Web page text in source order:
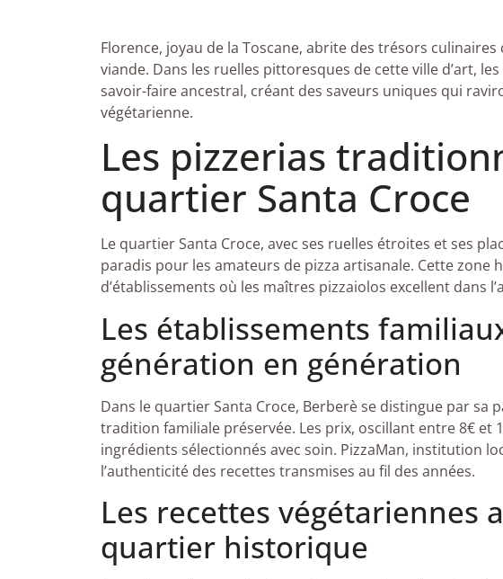
Florence, joyau de la Toscane, abrite des trésors
viande. Dans les ruelles pittoresques de cette ville d’art,
savoir-faire ancestral, créant des saveurs uniques qui
végétarienne.
Les pizzerias
quartier Santa Croce
Le quartier Santa Croce, avec ses ruelles étroites et ses
paradis pour les amateurs de pizza artisanale. Cette zone
d’établissements où les maîtres pizzaiolos excellent dans
Les établissements
génération en génération
Dans le quartier Santa Croce, Berberè se distingue par sa
tradition familiale préservée. Les prix, oscillant entre 8€ et
ingrédients sélectionnés avec soin. PizzaMan, institution
l’authenticité des recettes transmises au fil des années.
Les recettes végétariennes
quartier historique